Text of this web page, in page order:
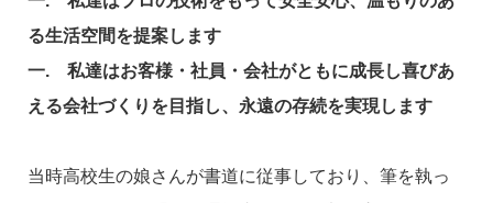
る生活空間を提案します
一. 私達はお客様・社員・会社がともに成長し喜びあ
える会社づくりを目指し、永遠の存続を実現します
当時高校生の娘さんが書道に従事しており、筆を執っ